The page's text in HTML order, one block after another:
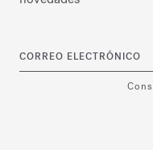
CORREO ELECTRÓNICO